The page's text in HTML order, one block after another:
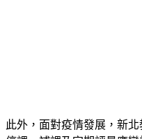
此外，面對疫情發展，新